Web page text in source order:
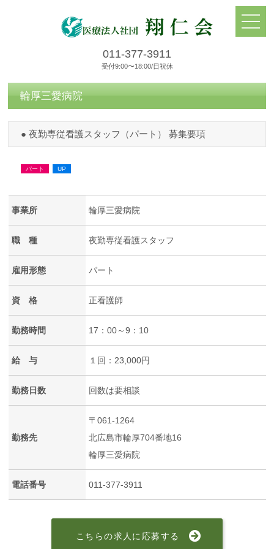
011-377-3911
受付9:00〜18:00/日祝休
輪厚三愛病院
● 夜勤専従看護スタッフ（パート） 募集要項
パート UP
事業所 輪厚三愛病院
職 種 夜勤専従看護スタッフ
雇用形態 パート
資 格 正看護師
勤務時間 17：00～9：10
給 与 １回：23,000円
勤務日数 回数は要相談
勤務先
〒061-1264
北広島市輪厚704番地16
輪厚三愛病院
電話番号 011-377-3911
こちらの求人に応募する